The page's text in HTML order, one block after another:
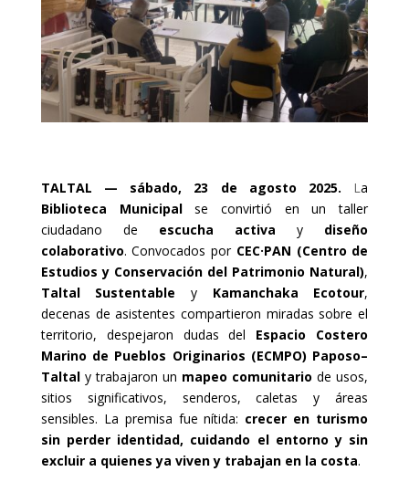
TALTAL — sábado, 23 de agosto 2025. La
Biblioteca Municipalse convirtió en un taller
ciudadano de escucha activa y diseño
colaborativo. Convocados por CEC·PAN (Centro de
Estudios y Conservación del Patrimonio Natural),
Taltal Sustentable y Kamanchaka Ecotour,
decenas de asistentes compartieron miradas sobre el
territorio, despejaron dudas del Espacio Costero
Marino de Pueblos Originarios (ECMPO) Paposo–
Taltaly trabajaron un mapeo comunitario de usos,
sitios significativos, senderos, caletas y áreas
sensibles. La premisa fue nítida: crecer en turismo
sin perder identidad, cuidando el entorno y sin
excluir a quienes ya viven y trabajan en la costa.